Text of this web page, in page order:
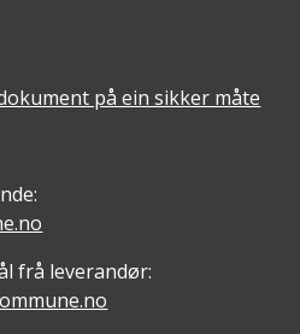
på ein sikker måte
frå leverandør: